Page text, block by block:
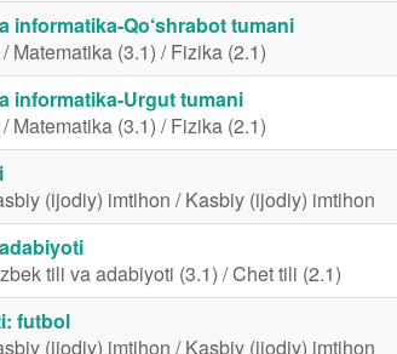
informatika-Qo‘shrabot tumani
Matematika (3.1) / Fizika (2.1)
informatika-Urgut tumani
Matematika (3.1) / Fizika (2.1)
(ijodiy) imtihon / Kasbiy (ijodiy) imtihon
tili va adabiyoti (3.1) / Chet tili (2.1)
futbol
(ijodiy) imtihon / Kasbiy (ijodiy) imtihon